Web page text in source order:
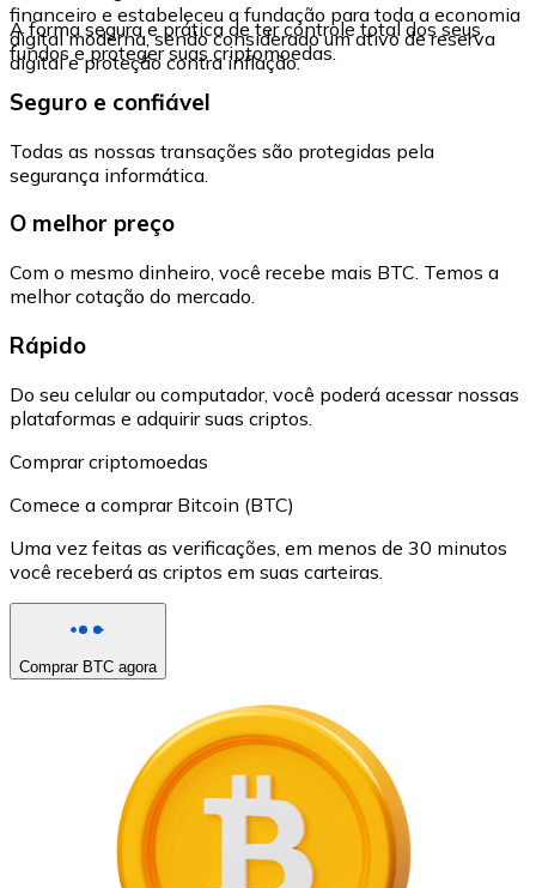
financeiro e estabeleceu a fundação para toda a economia
digital moderna, sendo considerado um ativo de reserva
digital e proteção contra inflação.
A forma segura e prática de ter controle total dos seus
fundos e proteger suas criptomoedas.
Seguro e confiável
Todas as nossas transações são protegidas pela
segurança informática.
O melhor preço
Com o mesmo dinheiro, você recebe mais BTC. Temos a
melhor cotação do mercado.
Rápido
Do seu celular ou computador, você poderá acessar nossas
plataformas e adquirir suas criptos.
Comprar criptomoedas
Comece a comprar Bitcoin (BTC)
Uma vez feitas as verificações, em menos de 30 minutos
você receberá as criptos em suas carteiras.
Comprar BTC agora